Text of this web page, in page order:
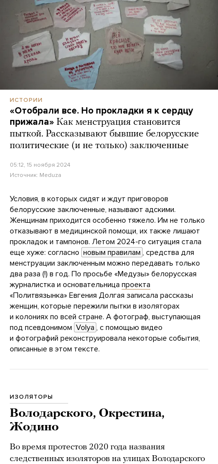
ИСТОРИИ
«Отобрали все. Но прокладки я к сердцу
прижала» Как менструация становится
пыткой. Рассказывают бывшие белорусские
политические (и не только) заключенные
05:12, 15 ноября 2024
Источник: Meduza
Условия, в которых сидят и ждут приговоров
белорусские заключенные, называют адскими.
Женщинам приходится особенно тяжело. Им не только
отказывают в медицинской помощи, их также лишают
прокладок и тампонов. Летом 2024-го ситуация стала
еще хуже: согласно новым правилам , средства для
менструации заключенным можно передавать только
два раза (!) в год. По просьбе «Медузы» белорусская
журналистка и основательница проекта
«Политвязынка» Евгения Долгая записала рассказы
женщин, которые пережили пытки в изоляторах
и колониях по всей стране. А фотограф, выступающая
под псевдонимом Volya , с помощью видео
и фотографий реконструировала некоторые события,
описанные в этом тексте.
ИЗОЛЯТОРЫ
Володарского, Окрестина,
Жодино
Во время протестов 2020 года названия
следственных изоляторов на улицах Володарского